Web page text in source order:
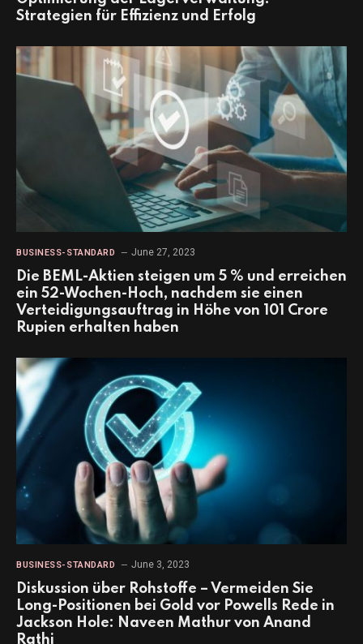
Strategien für Effizienz und Erfolg
BUSINESS-STANDARD June 27, 2023
Die BEML-Aktien steigen um 5 % und erreichen
ein 52-Wochen-Hoch, nachdem sie einen
Verteidigungsauftrag in Höhe von 101 Crore
Rupien erhalten haben
BUSINESS-STANDARD June 3, 2023
Diskussion über Rohstoffe – Vermeiden Sie
Long-Positionen bei Gold vor Powells Rede in
Jackson Hole: Naveen Mathur von Anand
Rathi